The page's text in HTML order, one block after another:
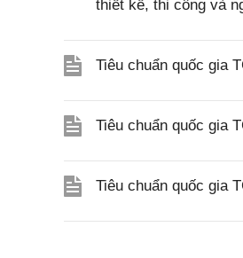
thiết kế, thi công và
Tiêu chuẩn quốc gia
Tiêu chuẩn quốc gia
Tiêu chuẩn quốc gia